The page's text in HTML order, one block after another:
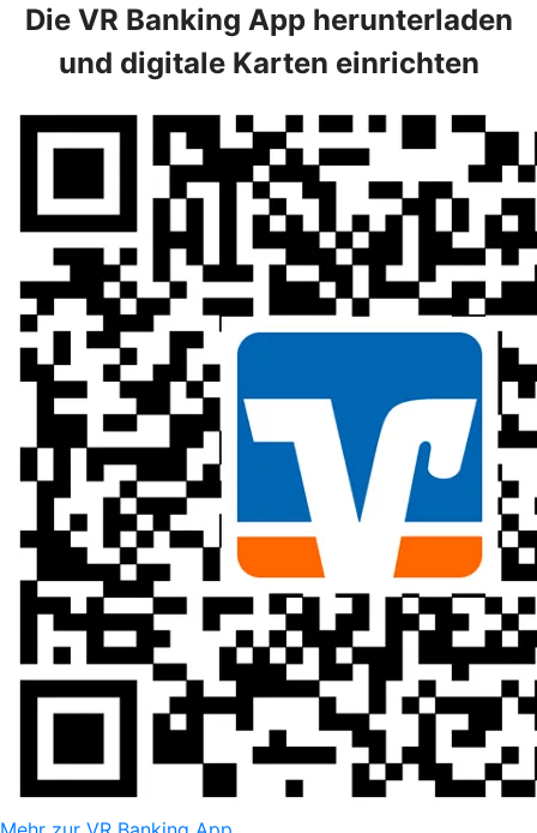
Die VR Banking App herunterladen
und digitale Karten einrichten